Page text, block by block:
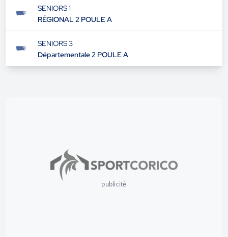
SENIORS 1
RÉGIONAL 2 POULE A
SENIORS 3
Départementale 2 POULE A
publicité